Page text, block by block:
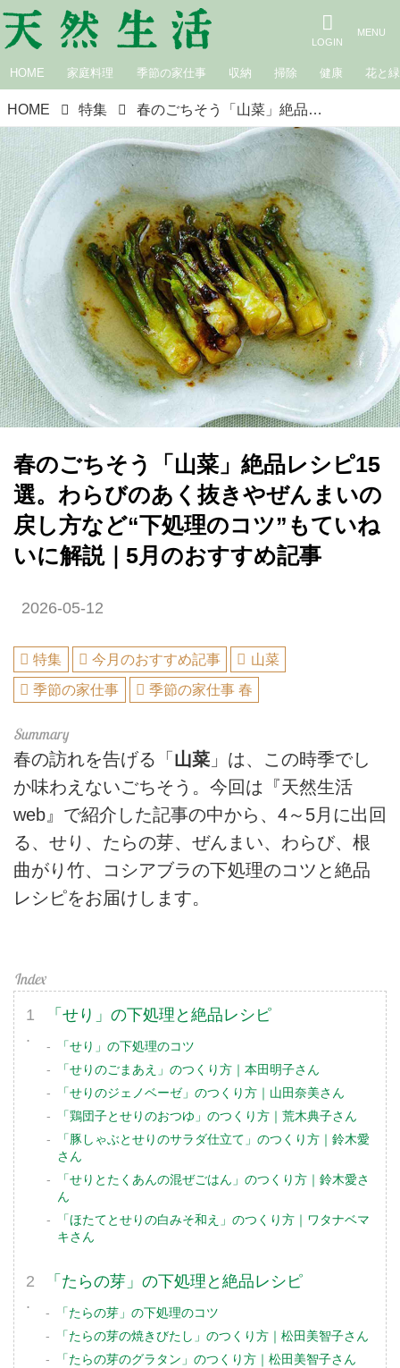
HOME 家庭料理 季節の家仕事 収納 掃除 健康 花と緑
HOME 特集 春のごちそう「山菜」絶品レシピ15選。わらびのあく抜きやぜんまいの戻し方など“下処理のコツ”もていねいに解説｜5月のおすすめ記事
春のごちそう「山菜」絶品レシピ15
選。わらびのあく抜きやぜんまいの
戻し方など“下処理のコツ”もていね
いに解説｜5月のおすすめ記事
2026-05-12
特集 今月のおすすめ記事
山菜
季節の家仕事
季節の家仕事 春
春の訪れを告げる「山菜 」は、この時季でし
か味わえないごちそう。今回は『天然生活
web』で紹介した記事の中から、4～5月に出回
る、せり、たらの芽、ぜんまい、わらび、根
曲がり竹、コシアブラの下処理のコツと絶品
レシピをお届けします。
「せり」の下処理と絶品レシピ
「せり」の下処理のコツ
「せりのごまあえ」のつくり方｜本田明子さん
「せりのジェノベーゼ」のつくり方｜山田奈美さん
「鶏団子とせりのおつゆ」のつくり方｜荒木典子さん
「豚しゃぶとせりのサラダ仕立て」のつくり方｜鈴木愛
さん
「せりとたくあんの混ぜごはん」のつくり方｜鈴木愛さ
ん
「ほたてとせりの白みそ和え」のつくり方｜ワタナベマ
キさん
「たらの芽」の下処理と絶品レシピ
「たらの芽」の下処理のコツ
「たらの芽の焼きびたし」のつくり方｜松田美智子さん
「たらの芽のグラタン」のつくり方｜松田美智子さん